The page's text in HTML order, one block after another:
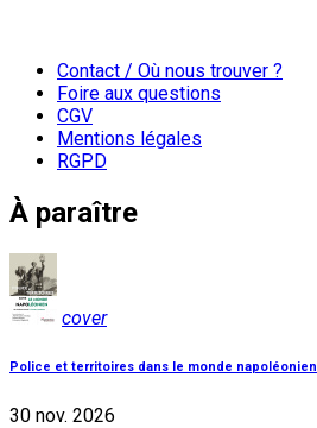
Contact / Où nous trouver ?
Foire aux questions
CGV
Mentions légales
RGPD
À paraître
cover
Police et territoires dans le monde napoléonien
30 nov. 2026